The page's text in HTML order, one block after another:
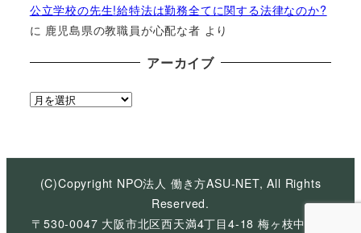
公立学校の先生!給特法は勤務全てに関する法律なのか?
に 鹿児島県の教職員が心配な者 より
アーカイブ
ア
イ
(C)Copyright NPO法人 働き方ASU-NET, All Rights
Reserved.
〒530-0047 大阪市北区西天満4丁目4-18 梅ヶ枝中央ビ